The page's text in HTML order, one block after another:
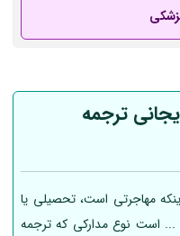
ترجمه
مهاجرتی است، تحصیلی یا
... است نوع مدارکی که ترجمه